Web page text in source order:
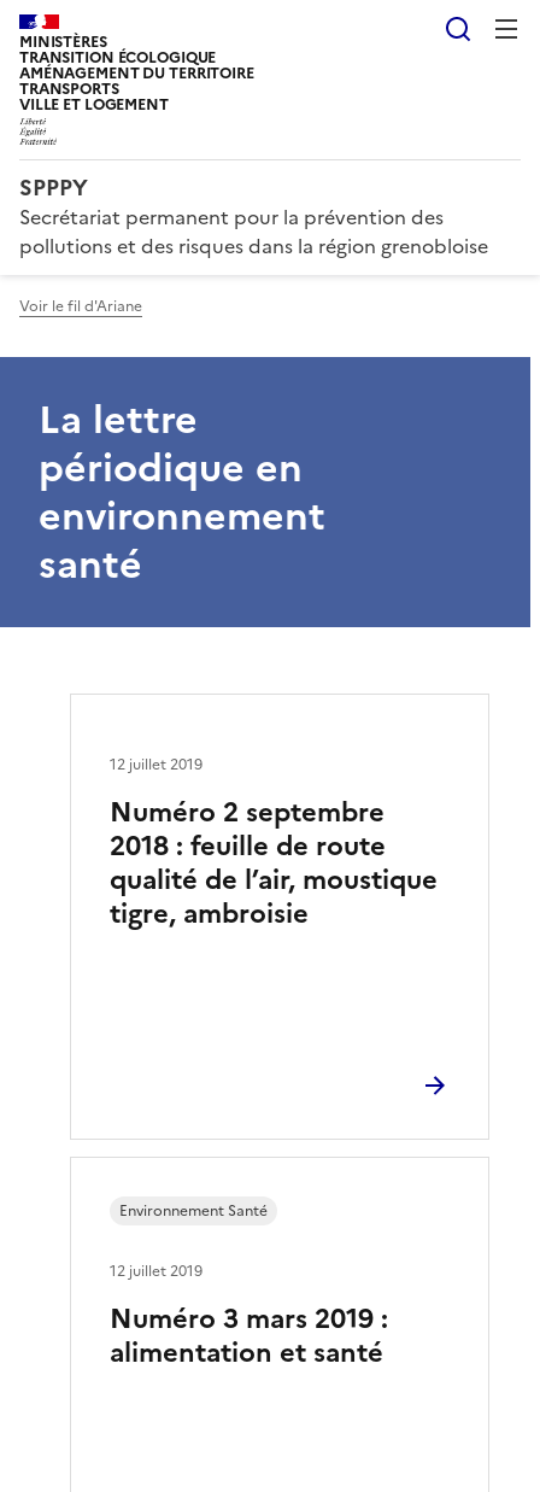
MINISTÈRES
TRANSITION ÉCOLOGIQUE
AMÉNAGEMENT DU TERRITOIRE
TRANSPORTS
VILLE ET LOGEMENT
SPPPY
Secrétariat permanent pour la prévention des
pollutions et des risques dans la région grenobloise
Voir le fil d'Ariane
La lettre
périodique en
environnement
santé
Numéro 2 septembre
2018 : feuille de route
qualité de l’air, moustique
tigre, ambroisie
12 juillet 2019
Numéro 3 mars 2019 :
alimentation et santé
Environnement Santé
12 juillet 2019